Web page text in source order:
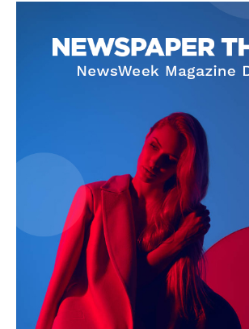
Jagruk Janta
Vishwasniya Hindi